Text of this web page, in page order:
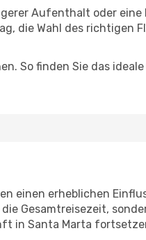
Aufenthalt oder eine
die Wahl des richtigen
So finden Sie das
einen erheblichen
Gesamtreisezeit,
in Santa Marta